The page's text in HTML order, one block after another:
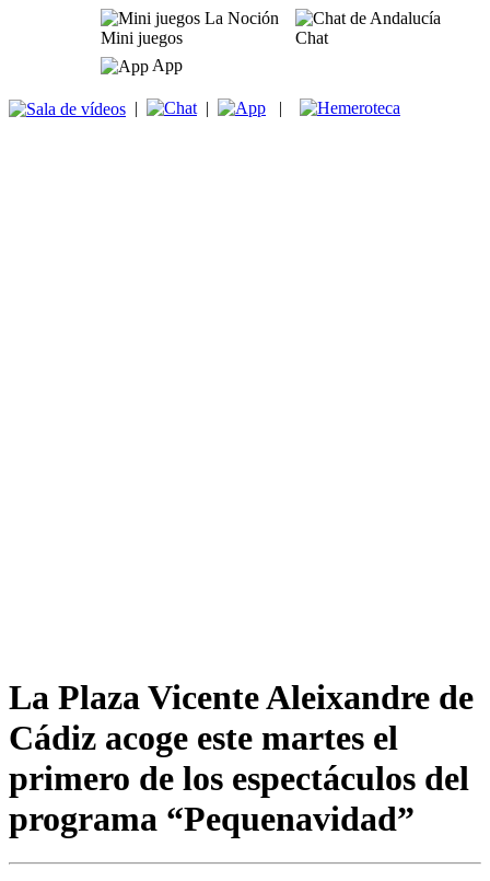
Mini juegos
Chat
App
| | |
La Plaza Vicente Aleixandre de
Cádiz acoge este martes el
primero de los espectáculos del
programa “Pequenavidad”